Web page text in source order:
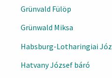
Grünvald Fülöp
Grünwald Miksa
Habsburg-Lotharingiai
Hatvany József báró